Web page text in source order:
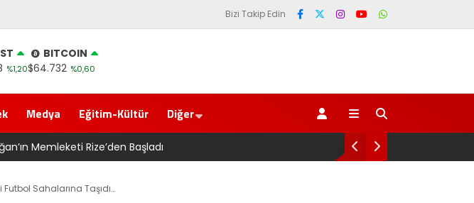
Bizi Takip Edin
%1,20
BITCOIN
$64.732 %0,60
Medya Eğitim-Kültür Diğer
Genel Af değil, kadın General..
Sahalarına Taşıdı…